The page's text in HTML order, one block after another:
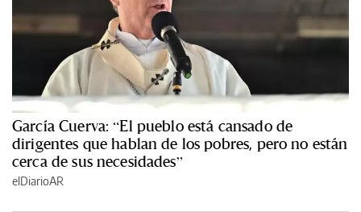
García Cuerva: “El pueblo está cansado de
dirigentes que hablan de los pobres, pero no están
cerca de sus necesidades”
elDiarioAR